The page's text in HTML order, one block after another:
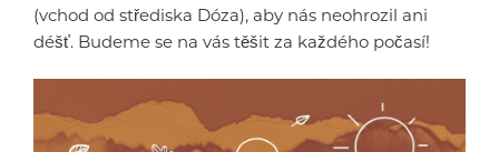
(vchod od střediska Dóza), aby nás neohrozil ani
déšť. Budeme se na vás těšit za každého počasí!